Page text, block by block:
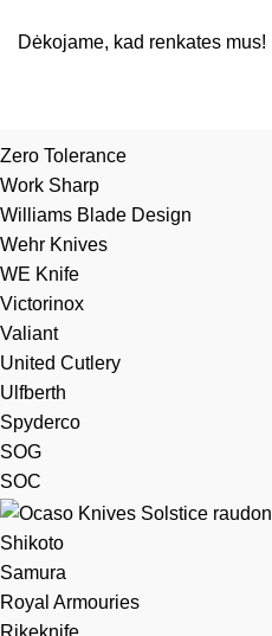
Dėkojame, kad renkates mus!
Zero Tolerance
Work Sharp
Williams Blade Design
Wehr Knives
WE Knife
Victorinox
Valiant
United Cutlery
Ulfberth
Spyderco
SOG
SOC
Shikoto
Samura
Royal Armouries
Rikeknife